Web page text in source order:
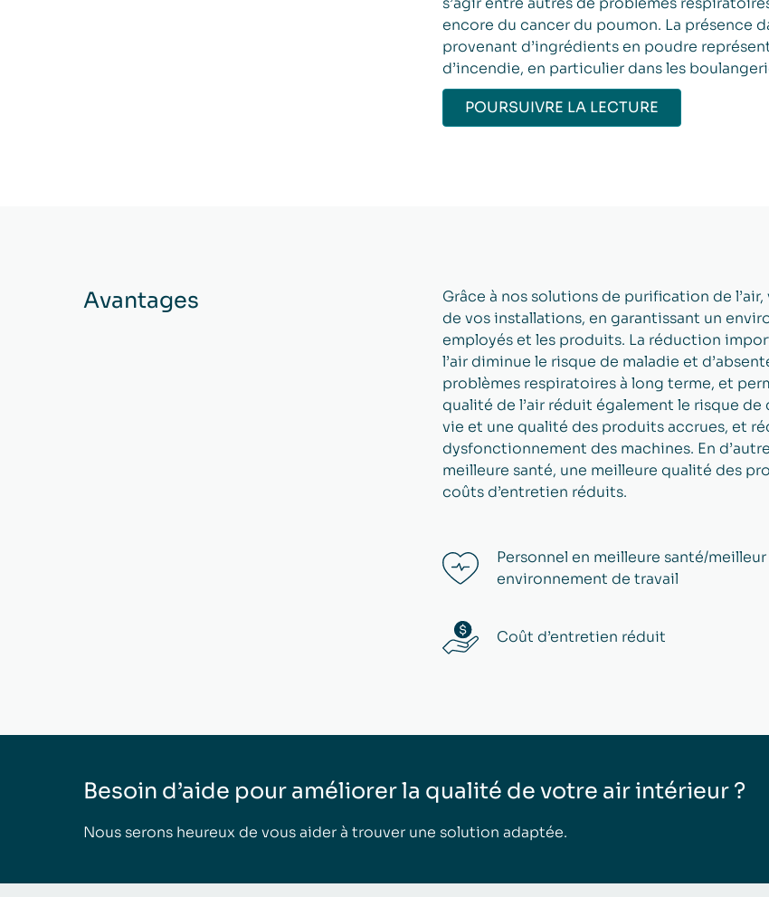
encore du cancer du poumon. La présence
provenant d’ingrédients en poudre
d’incendie, en particulier dans les
POURSUIVRE LA LECTURE
Avantages
Grâce à nos solutions de purification de
de vos installations, en garantissant un
employés et les produits. La réduction
l’air diminue le risque de maladie et
problèmes respiratoires à long terme, et
qualité de l’air réduit également le risque
vie et une qualité des produits accrues, et
dysfonctionnement des machines. En
meilleure santé, une meilleure qualité des
coûts d’entretien réduits.
Personnel en meilleure santé/meilleur
environnement de travail
Coût d’entretien réduit
Besoin d’aide pour améliorer la qualité de votre air intérieur ?
Nous serons heureux de vous aider à trouver une solution adaptée.